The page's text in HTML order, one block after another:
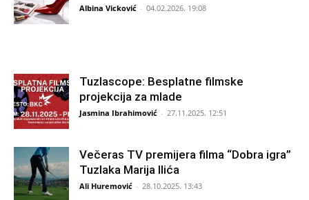
Albina Vicković - 04.02.2026. 19:08
Tuzlascope: Besplatne filmske
projekcija za mlade
Jasmina Ibrahimović - 27.11.2025. 12:51
Večeras TV premijera filma “Dobra igra”
Tuzlaka Marija Ilića
Ali Huremović - 28.10.2025. 13:43